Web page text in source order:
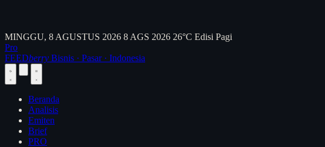
MINGGU, 8 AGUSTUS 2026 8 AGS 2026 26°C Edisi Pagi
Pro
FEEDberry Bisnis · Pasar · Indonesia
Beranda
Analisis
Emiten
Brief
PRO